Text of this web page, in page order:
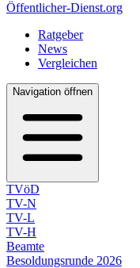
Öffentlicher-Dienst.org
Ratgeber
News
Vergleichen
Navigation öffnen
TVöD
TV-N
TV-L
TV-H
Beamte
Besoldungsrunde 2026